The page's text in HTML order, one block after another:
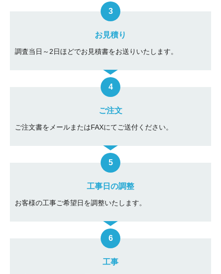
お見積り
調査当日～2日ほどでお見積書をお送りいたします。
ご注文
ご注文書をメールまたはFAXにてご送付ください。
工事日の調整
お客様の工事ご希望日を調整いたします。
工事